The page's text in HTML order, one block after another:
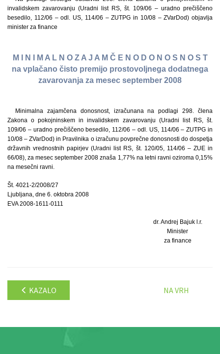
invalidskem zavarovanju (Uradni list RS, št. 109/06 – uradno prečiščeno
besedilo, 112/06 – odl. US, 114/06 – ZUTPG in 10/08 – ZVarDod) objavlja
minister za finance
M I N I M A L N O Z A J A M Č E N O D O N O S N O S T
na vplačano čisto premijo prostovoljnega dodatnega
zavarovanja za mesec september 2008
Minimalna zajamčena donosnost, izračunana na podlagi 298. člena
Zakona o pokojninskem in invalidskem zavarovanju (Uradni list RS, št.
109/06 – uradno prečiščeno besedilo, 112/06 – odl. US, 114/06 – ZUTPG in
10/08 – ZVarDod) in Pravilnika o izračunu povprečne donosnosti do dospetja
državnih vrednostnih papirjev (Uradni list RS, št. 120/05, 114/06 – ZUE in
66/08), za mesec september 2008 znaša 1,77% na letni ravni oziroma 0,15%
na mesečni ravni.
Št. 4021-2/2008/27
Ljubljana, dne 6. oktobra 2008
EVA 2008-1611-0111
dr. Andrej Bajuk l.r.
Minister
za finance
KAZALO NA VRH